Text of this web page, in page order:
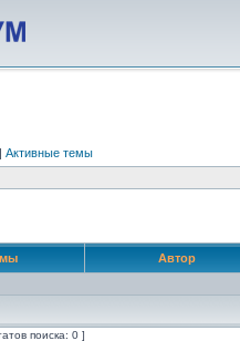
| Активные темы
Автор
поиска: 0 ]